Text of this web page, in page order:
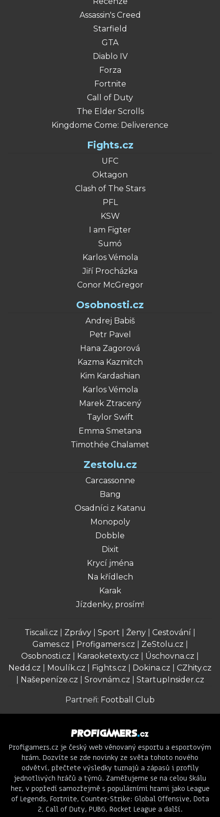
Assassin's Creed
Starfield
GTA
Diablo IV
Forza
Fortnite
Call of Duty
The Elder Scrolls
Kingdome Come: Deliverence
Fights.cz
UFC
Oktagon
Clash of The Stars
PFL
KSW
I am Figter
Sumó
Karlos Vémola
Jiří Procházka
Conor McGregor
Osobnosti.cz
Andrej Babiš
Petr Pavel
Hana Zagorová
Kazma Kazmitch
Kim Kardashian
Karlos Vémola
Marek Ztracený
Taylor Swift
Emma Smetana
Timothée Chalamet
Zestolu.cz
Carcassonne
Bang
Osadníci z Katanu
Monopoly
Dobble
Dixit
Krycí jména
Na křídlech
Karak
Jízdenky, prosím!
Tiscali.cz Zprávy Sport Ženy Cestování
Games.cz
Profigamers.cz ZeStolu.cz
Osobnosti.cz
Karaoketexty.cz Úschovna.cz
Nedd.cz
Moulík.cz Fights.cz Dokina.cz
CZhity.cz
Našepeníze.cz Srovnám.cz StartupInsider.cz
Partneři: Football Club
Profigamers.cz je český web věnovaný esportu a esportovým
hrám. Dozvíte se zde novinky ze světa tohoto nového
odvětví, přečtete výsledky turnajů a zápasů i profily
jednotlivých hráčů a týmů. Zaměřujeme se na celou škálu
her, v popředí samozřejmě s populárními hrami jako League
of Legends, Fortnite, Counter-Strike: Global Offensive, Dota
2, Call of Duty, PUBG, Rocket League a další.